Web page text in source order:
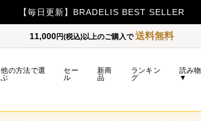
【500ポイント】LINE ID連携でプレゼント！
11,000円(税込)以上のご購入で送料無料
他の方法で選
ぶ
セー
ル
新商
品
ランキン
グ
読み物
▼